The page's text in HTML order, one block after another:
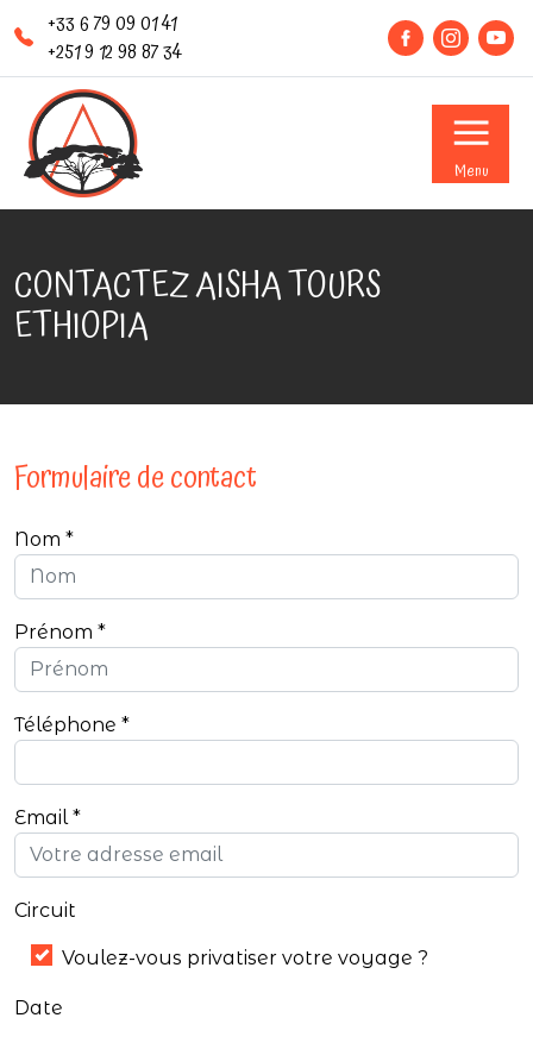
+33 6 79 09 01 41
+251 9 12 98 87 34
Menu
CONTACTEZ AISHA TOURS
ETHIOPIA
Formulaire de contact
Nom
Prénom
Téléphone
Email
Circuit
Voulez-vous privatiser votre voyage ?
Date